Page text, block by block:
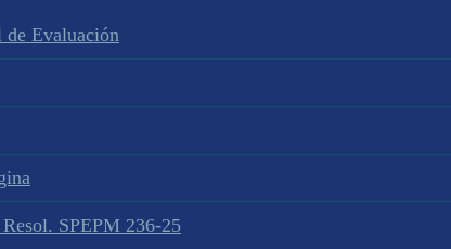
de Evaluación
SPEPM 236-25